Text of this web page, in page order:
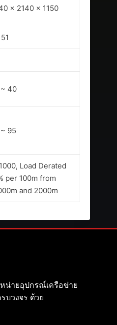
x 2140 x 1150
40
95
Load Derated
per 100m from
and 2000m
หน่ายอุปกรณ์เครือข่าย
บวงจร ด้วย